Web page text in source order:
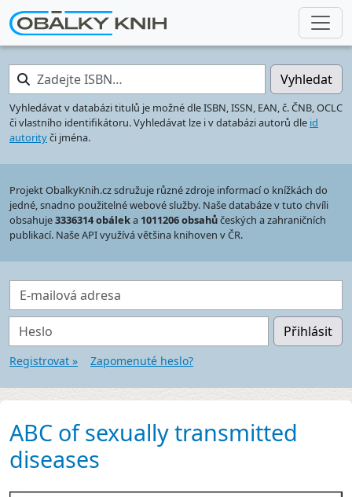
Zadejte ISBN… Vyhledat
Vyhledávat v databázi titulů je možné dle ISBN, ISSN, EAN, č. ČNB, OCLC
či vlastního identifikátoru. Vyhledávat lze i v databázi autorů dle id
autorityči jména.
Projekt ObalkyKnih.cz sdružuje různé zdroje informací o knížkách do
jedné, snadno použitelné webové služby. Naše databáze v tuto chvíli
obsahuje3336314 obáleka 1011206 obsahůčeských a zahraničních
publikací. Naše API využívá většina knihoven v ČR.
E-mailová adresa
Heslo Přihlásit
Registrovat » Zapomenuté heslo?
ABC of sexually transmitted
diseases